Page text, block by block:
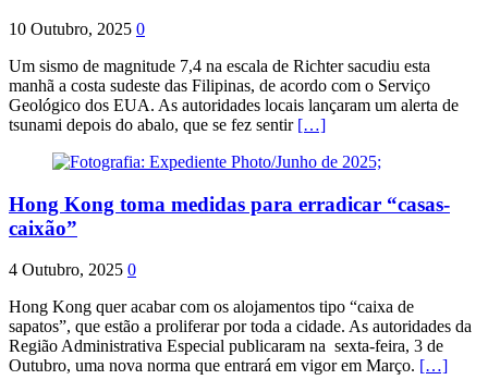
10 Outubro, 2025 0
Um sismo de magnitude 7,4 na escala de Richter sacudiu esta
manhã a costa sudeste das Filipinas, de acordo com o Serviço
Geológico dos EUA. As autoridades locais lançaram um alerta de
tsunami depois do abalo, que se fez sentir […]
Hong Kong toma medidas para erradicar “casas-
caixão”
4 Outubro, 2025 0
Hong Kong quer acabar com os alojamentos tipo “caixa de
sapatos”, que estão a proliferar por toda a cidade. As autoridades da
Região Administrativa Especial publicaram na sexta-feira, 3 de
Outubro, uma nova norma que entrará em vigor em Março. […]